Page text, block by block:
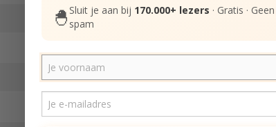
🐣 Sluit je aan bij 170.000+ lezers · Gratis · Geen
spam